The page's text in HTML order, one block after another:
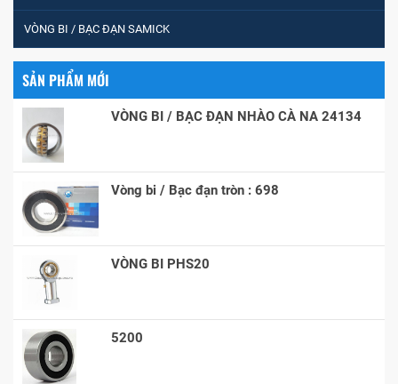
VÒNG BI / BẠC ĐẠN SAMICK
SẢN PHẨM MỚI
VÒNG BI / BẠC ĐẠN NHÀO CÀ NA 24134
Vòng bi / Bạc đạn tròn : 698
VÒNG BI PHS20
5200